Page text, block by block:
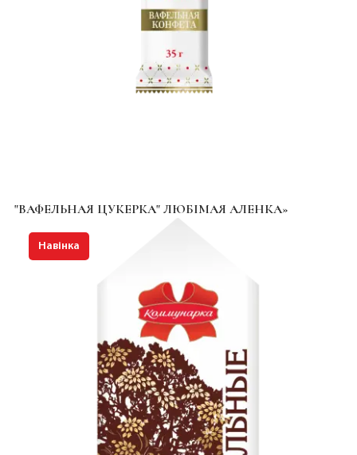
"ВАФЕЛЬНАЯ ЦУКЕРКА" ЛЮБІМАЯ АЛЕНКА»
Навінка